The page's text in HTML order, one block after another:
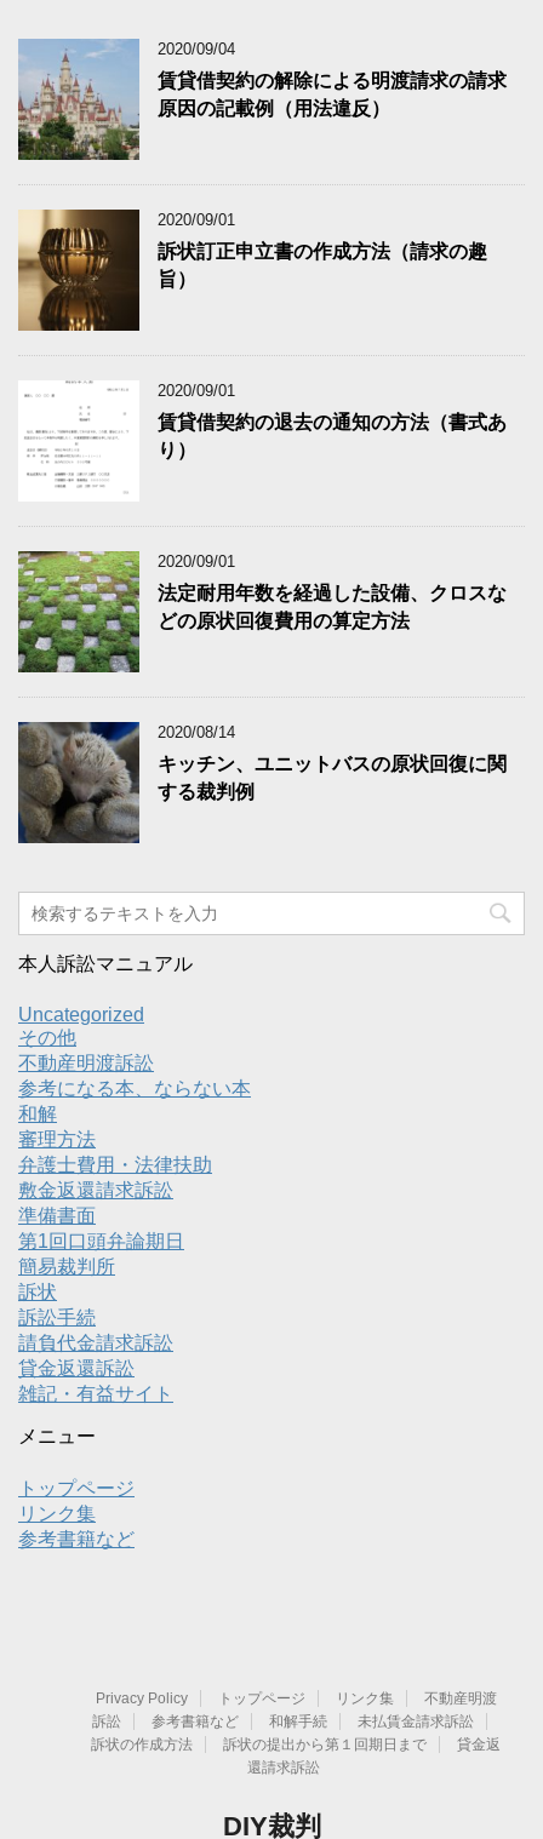
2020/09/04
賃貸借契約の解除による明渡請求の請求
原因の記載例（用法違反）
2020/09/01
訴状訂正申立書の作成方法（請求の趣
旨）
2020/09/01
賃貸借契約の退去の通知の方法（書式あ
り）
2020/09/01
法定耐用年数を経過した設備、クロスな
どの原状回復費用の算定方法
2020/08/14
キッチン、ユニットバスの原状回復に関
する裁判例
本人訴訟マニュアル
Uncategorized
その他
不動産明渡訴訟
参考になる本、ならない本
和解
審理方法
弁護士費用・法律扶助
敷金返還請求訴訟
準備書面
第1回口頭弁論期日
簡易裁判所
訴状
訴訟手続
請負代金請求訴訟
貸金返還訴訟
雑記・有益サイト
メニュー
トップページ
リンク集
参考書籍など
Privacy Policy トップページ リンク集
不動産明渡
訴訟
参考書籍など 和解手続
未払賃金請求訴訟
訴状の作成方法
訴状の提出から第１回期日まで
貸金返
還請求訴訟
DIY裁判